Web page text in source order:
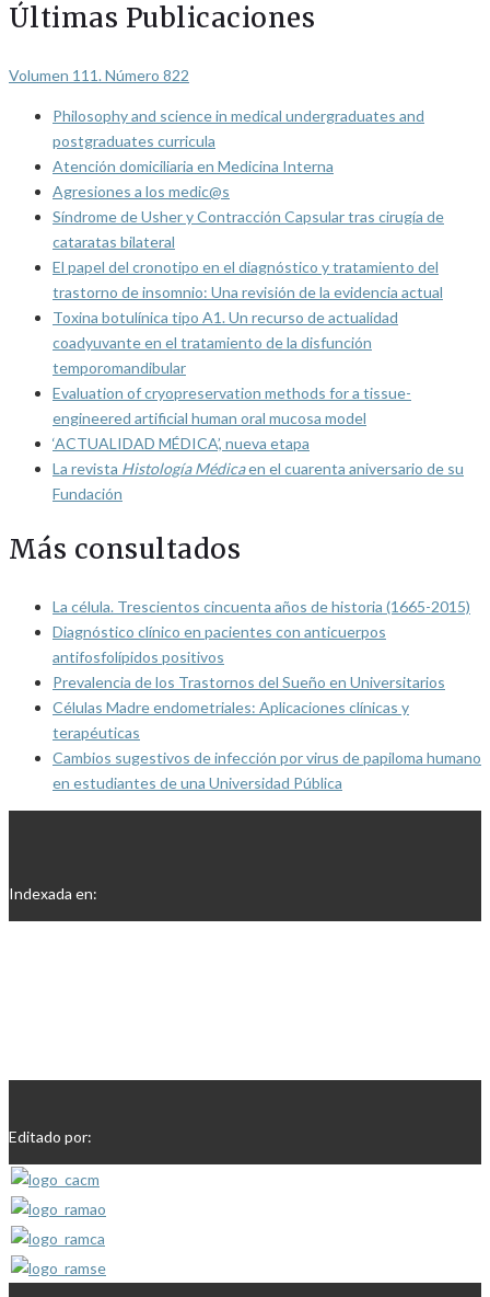
Últimas Publicaciones
Volumen 111. Número 822
Philosophy and science in medical undergraduates and
postgraduates curricula
Atención domiciliaria en Medicina Interna
Agresiones a los medic@s
Síndrome de Usher y Contracción Capsular tras cirugía de
cataratas bilateral
El papel del cronotipo en el diagnóstico y tratamiento del
trastorno de insomnio: Una revisión de la evidencia actual
Toxina botulínica tipo A1. Un recurso de actualidad
coadyuvante en el tratamiento de la disfunción
temporomandibular
Evaluation of cryopreservation methods for a tissue-
engineered artificial human oral mucosa model
‘ACTUALIDAD MÉDICA’, nueva etapa
La revista Histología Médicaen el cuarenta aniversario de su
Fundación
Más consultados
La célula. Trescientos cincuenta años de historia (1665-2015)
Diagnóstico clínico en pacientes con anticuerpos
antifosfolípidos positivos
Prevalencia de los Trastornos del Sueño en Universitarios
Células Madre endometriales: Aplicaciones clínicas y
terapéuticas
Cambios sugestivos de infección por virus de papiloma humano
en estudiantes de una Universidad Pública
Indexada en:
Editado por: